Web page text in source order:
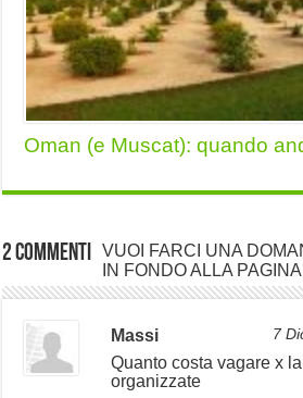
Oman (e Muscat): quando
2 commenti
VUOI FARCI UNA
IN FONDO ALLA
Massi 7
Quanto costa vagare x
organizzate